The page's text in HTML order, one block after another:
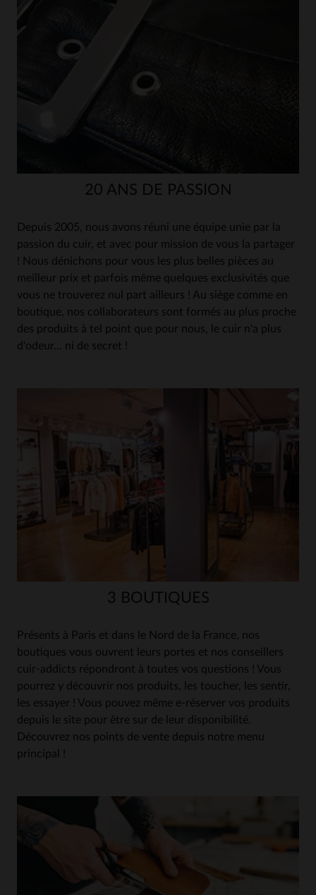
20 ANS DE PASSION
Depuis 2005, nous avons réuni une équipe unie par la
passion du cuir, et avec pour mission de vous la partager
! Nous dénichons pour vous les plus belles pièces au
meilleur prix et parfois même quelques exclusivités que
vous ne trouverez nul part ailleurs ! Au siège comme en
boutique, nos collaborateurs sont formés au plus proche
des produits à tel point que pour nous, le cuir n'a plus
d'odeur... ni de secret !
3 BOUTIQUES
Présents à Paris et dans le Nord de la France, nos
boutiques vous ouvrent leurs portes et nos conseillers
cuir-addicts répondront à toutes vos questions ! Vous
pourrez y découvrir nos produits, les toucher, les sentir,
les essayer ! Vous pouvez même e-réserver vos produits
depuis le site pour être sur de leur disponibilité.
Découvrez nos points de vente depuis notre menu
principal !